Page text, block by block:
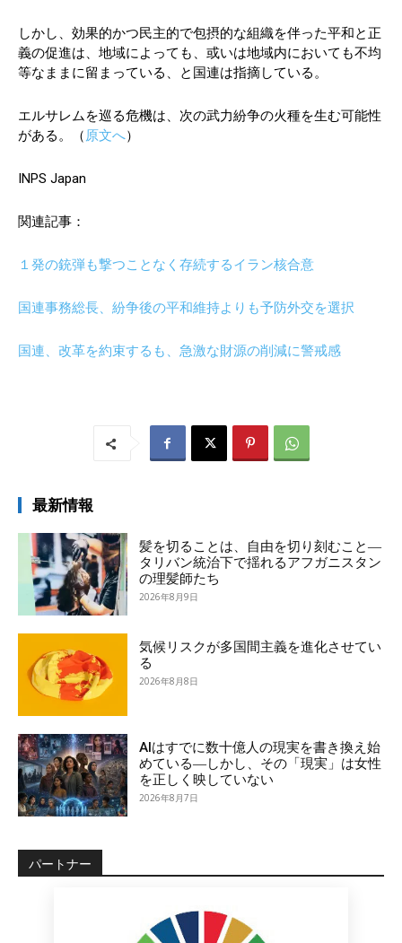
しかし、効果的かつ民主的で包摂的な組織を伴った平和と正
義の促進は、地域によっても、或いは地域内においても不均
等なままに留まっている、と国連は指摘している。
エルサレムを巡る危機は、次の武力紛争の火種を生む可能性
がある。（原文へ）
INPS Japan
関連記事：
１発の銃弾も撃つことなく存続するイラン核合意
国連事務総長、紛争後の平和維持よりも予防外交を選択
国連、改革を約束するも、急激な財源の削減に警戒感
最新情報
髪を切ることは、自由を切り刻むこと―
タリバン統治下で揺れるアフガニスタン
の理髪師たち
2026年8月9日
気候リスクが多国間主義を進化させてい
る
2026年8月8日
AIはすでに数十億人の現実を書き換え始
めている―しかし、その「現実」は女性
を正しく映していない
2026年8月7日
パートナー